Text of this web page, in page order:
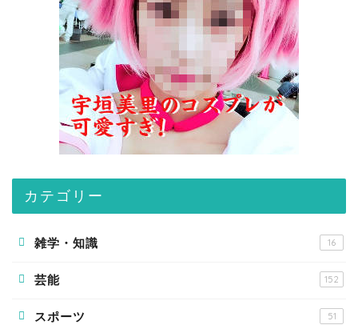
カテゴリー
雑学・知識 16
芸能 152
スポーツ 51